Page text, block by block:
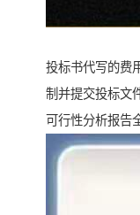
投标书代写的费
制并提交投标文
可行性分析报告